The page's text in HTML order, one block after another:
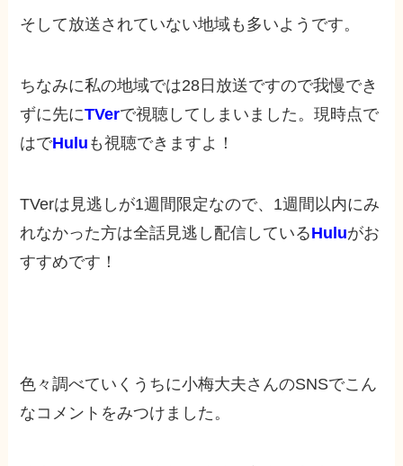
そして放送されていない地域も多いようです。
ちなみに私の地域では28日放送ですので我慢でき
ずに先にTVerで視聴してしまいました。現時点で
はでHulu も視聴できますよ！
TVerは見逃しが1週間限定なので、1週間以内にみ
れなかった方は全話見逃し配信しているHuluがお
すすめです！
色々調べていくうちに小梅大夫さんのSNSでこん
なコメントをみつけました。